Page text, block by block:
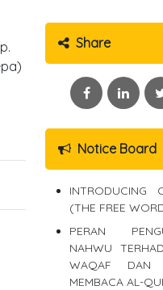
Share
Notice Board
INTRODUCING
(THE FREE
PERAN
NAHWU
WAQAF DAN
MEMBACA AL-